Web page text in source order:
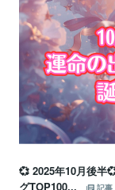
💞 2025年10月後半
グTOP100...
記事